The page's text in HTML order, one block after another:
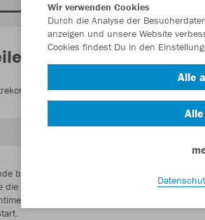
im Para-Kugelstoßen auf.
bei den Werfertagen in Halle an der Saale
Kugel bei unfassbaren 14,94 Metern. Damit
Der Sieg war ihm somit nicht mehr zu
Wir verwenden Cookies
Durch die Analyse der
anzeigen und unsere Website
Cookies findest Du in den
Alle